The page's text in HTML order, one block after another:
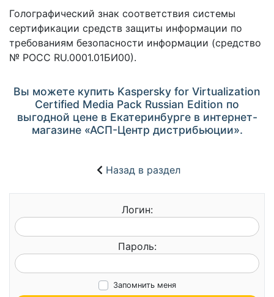
Голографический знак соответствия системы
сертификации средств защиты информации по
требованиям безопасности информации (средство
№ РОСС RU.0001.01БИ00).
Вы можете купить Kaspersky for Virtualization
Certified Media Pack Russian Edition по
выгодной цене в Екатеринбурге в интернет-
магазине «АСП-Центр дистрибьюции».
Назад в раздел
Логин:
Пароль:
Запомнить меня